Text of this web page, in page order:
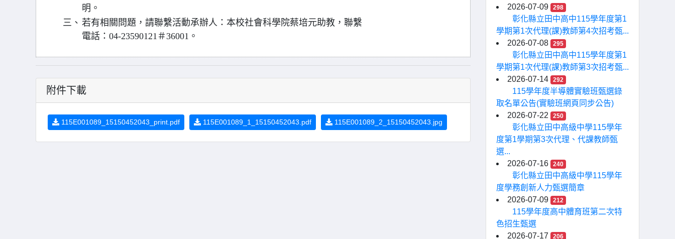
明。
三、 若有相關問題，請聯繫活動承辦人：本校社會科學院蔡培元助教，聯繫
電話：04-23590121＃36001。
附件下載
115E001089_15150452043_print.pdf 115E001089_1_15150452043.pdf 115E001089_2_15150452043.jpg
2026-07-09
298
彰化縣立田中高中115學年度第1
學期第1次代理(課)教師第4次招考甄...
2026-07-08
295
彰化縣立田中高中115學年度第1
學期第1次代理(課)教師第3次招考甄...
2026-07-14
292
115學年度半導體實驗班甄選錄
取名單公告(實驗班網頁同步公告)
2026-07-22
250
彰化縣立田中高級中學115學年
度第1學期第3次代理、代課教師甄
選...
2026-07-16
240
彰化縣立田中高級中學115學年
度學務創新人力甄選簡章
2026-07-09
212
115學年度高中體育班第二次特
色招生甄選
2026-07-17
206